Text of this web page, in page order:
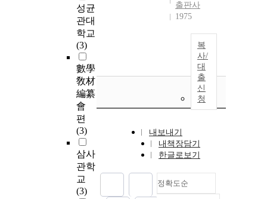
성균
관대
학교
(3)
數學
敎材
編纂
會
편
(3)
삼사
관학
교
(3)
출판사
1975
복
사/
대
출
신
청
내보내기
내책장담기
한글로보기
정확도순